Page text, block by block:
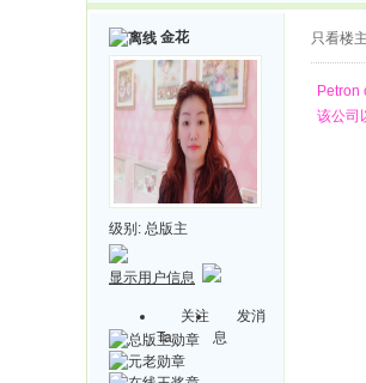
金花
级别: 总版主
显示用户信息
关注
Ta
发消
息
只看楼主
Petron
该公司